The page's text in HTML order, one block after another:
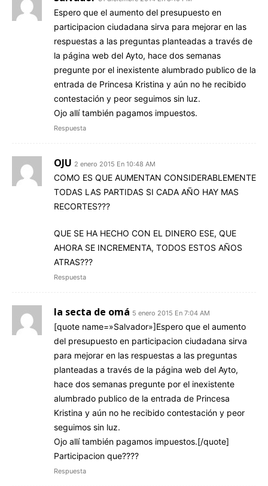
Espero que el aumento del presupuesto en
participacion ciudadana sirva para mejorar en las
respuestas a las preguntas planteadas a través de
la página web del Ayto, hace dos semanas
pregunte por el inexistente alumbrado publico de la
entrada de Princesa Kristina y aún no he recibido
contestación y peor seguimos sin luz.
Ojo allí también pagamos impuestos.
Respuesta
OJU 2 enero 2015 En 10:48 AM
COMO ES QUE AUMENTAN CONSIDERABLEMENTE
TODAS LAS PARTIDAS SI CADA AÑO HAY MAS
RECORTES???
QUE SE HA HECHO CON EL DINERO ESE, QUE
AHORA SE INCREMENTA, TODOS ESTOS AÑOS
ATRAS???
Respuesta
la secta de omá 5 enero 2015 En 7:04 AM
[quote name=»Salvador»]Espero que el aumento
del presupuesto en participacion ciudadana sirva
para mejorar en las respuestas a las preguntas
planteadas a través de la página web del Ayto,
hace dos semanas pregunte por el inexistente
alumbrado publico de la entrada de Princesa
Kristina y aún no he recibido contestación y peor
seguimos sin luz.
Ojo allí también pagamos impuestos.[/quote]
Participacion que????
Respuesta